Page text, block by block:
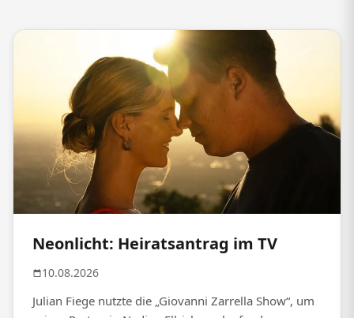
Neonlicht: Heiratsantrag im TV
10.08.2026
Julian Fiege nutzte die „Giovanni Zarrella Show“, um